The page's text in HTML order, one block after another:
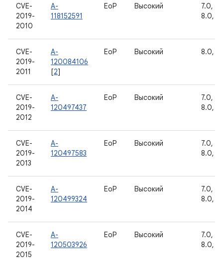
CVE-
2019-
2010
A-
118152591
EoP Высокий
7.0,
8.0,
CVE-
2019-
2011
A-
120084106
[2]
EoP Высокий 8.0,
CVE-
2019-
2012
A-
120497437
EoP Высокий
7.0,
8.0,
CVE-
2019-
2013
A-
120497583
EoP Высокий
7.0,
8.0,
CVE-
2019-
2014
A-
120499324
EoP Высокий
7.0,
8.0,
CVE-
2019-
2015
A-
120503926
EoP Высокий
7.0,
8.0,